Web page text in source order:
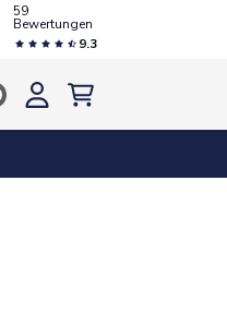
59
Bewertungen
9.3